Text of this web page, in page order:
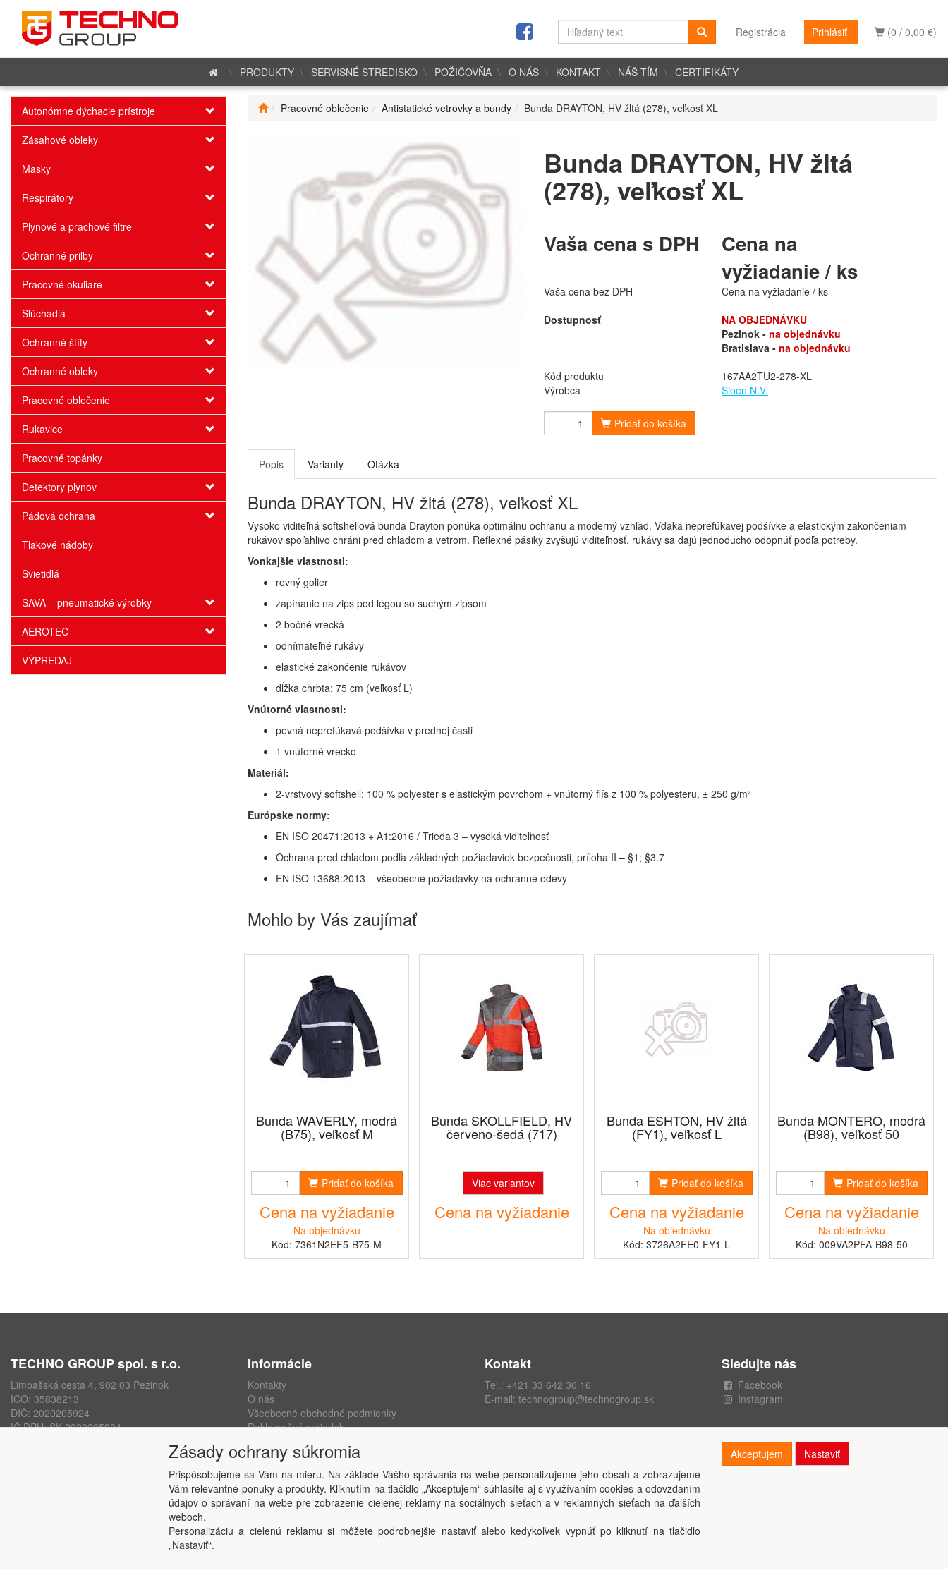
(0 / 0,00 €)
Registrácia Prihlásiť
PRODUKTY SERVISNÉ STREDISKO POŽIČOVŇA O NÁS KONTAKT NÁŠ TÍM CERTIFIKÁTY
Autonómne dýchacie prístroje
Zásahové obleky
Masky
Respirátory
Plynové a prachové filtre
Ochranné prilby
Pracovné okuliare
Slúchadlá
Ochranné štíty
Ochranné obleky
Pracovné oblečenie
Rukavice
Pracovné topánky
Detektory plynov
Pádová ochrana
Tlakové nádoby
Svietidlá
SAVA – pneumatické výrobky
AEROTEC
VÝPREDAJ
Pracovné oblečenie Antistatické vetrovky a bundy Bunda DRAYTON, HV žltá (278), veľkosť XL
Bunda DRAYTON, HV žltá
(278), veľkosť XL
Vaša cena s DPH
Cena na
vyžiadanie / ks
Vaša cena bez DPH
Cena na vyžiadanie / ks
Dostupnosť
NA OBJEDNÁVKU
Pezinok - na objednávku
Bratislava - na objednávku
Kód produktu
167AA2TU2-278-XL
Výrobca
Sioen N.V.
Pridať do košíka
Popis Varianty Otázka
Bunda DRAYTON, HV žltá (278), veľkosť XL
Vysoko viditeľná softshellová bunda Drayton ponúka optimálnu ochranu a moderný vzhľad. Vďaka neprefúkavej podšívke a elastickým zakončeniam
rukávov spoľahlivo chráni pred chladom a vetrom. Reflexné pásiky zvyšujú viditeľnosť, rukávy sa dajú jednoducho odopnúť podľa potreby.
Vonkajšie vlastnosti:
rovný golier
zapínanie na zips pod légou so suchým zipsom
2 bočné vrecká
odnímateľné rukávy
elastické zakončenie rukávov
dĺžka chrbta: 75 cm (veľkosť L)
Vnútorné vlastnosti:
pevná neprefúkavá podšívka v prednej časti
1 vnútorné vrecko
Materiál:
2-vrstvový softshell: 100 % polyester s elastickým povrchom + vnútorný flís z 100 % polyesteru, ± 250 g/m²
Európske normy:
EN ISO 20471:2013 + A1:2016 / Trieda 3 – vysoká viditeľnosť
Ochrana pred chladom podľa základných požiadaviek bezpečnosti, príloha II – §1; §3.7
EN ISO 13688:2013 – všeobecné požiadavky na ochranné odevy
Mohlo by Vás zaujímať
Bunda WAVERLY, modrá
(B75), veľkosť M
Pridať do košíka
Cena na vyžiadanie
Na objednávku
Kód: 7361N2EF5-B75-M
Bunda SKOLLFIELD, HV
červeno-šedá (717)
Viac variantov
Cena na vyžiadanie
Bunda ESHTON, HV žltá
(FY1), veľkosť L
Pridať do košíka
Cena na vyžiadanie
Na objednávku
Kód: 3726A2FE0-FY1-L
Bunda MONTERO, modrá
(B98), veľkosť 50
Pridať do košíka
Cena na vyžiadanie
Na objednávku
Kód: 009VA2PFA-B98-50
TECHNO GROUP spol. s r.o.
Limbašská cesta 4, 902 03 Pezinok
IČO: 35838213
DIČ: 2020205924
IČ DPH: SK 2020205924
Informácie
Kontakty
O nás
Všeobecné obchodné podmienky
Reklamačný poriadok
Nastavenie súkromia
Odstúpenie od zmluvy
Kontakt
Tel.: +421 33 642 30 16
E-mail: technogroup@technogroup.sk
Sledujte nás
Facebook
Instagram
Copyright © TECHNO GROUP spol. s r.o.2026
Zásady ochrany súkromia
Prispôsobujeme sa Vám na mieru. Na základe Vášho správania na webe personalizujeme jeho obsah a zobrazujeme
Vám relevantné ponuky a produkty. Kliknutím na tlačidlo „Akceptujem“ súhlasíte aj s využívaním cookies a odovzdaním
údajov o správaní na webe pre zobrazenie cielenej reklamy na sociálnych sieťach a v reklamných sieťach na ďalších
weboch.
Personalizáciu a cielenú reklamu si môžete podrobnejšie nastaviť alebo kedykoľvek vypnúť po kliknutí na tlačidlo
„Nastaviť“.
Akceptujem Nastaviť